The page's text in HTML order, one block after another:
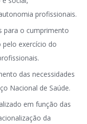
profissionais.
para o cumprimento
pelo exercício do
das necessidades
Nacional de Saúde.
em função das
da